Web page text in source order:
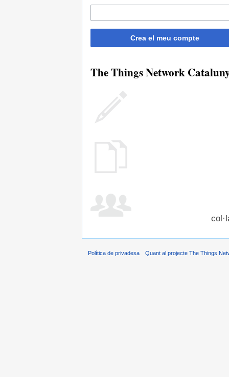
Crea el meu compte
The Things Network
Política de privadesa Quant al projecte The Things